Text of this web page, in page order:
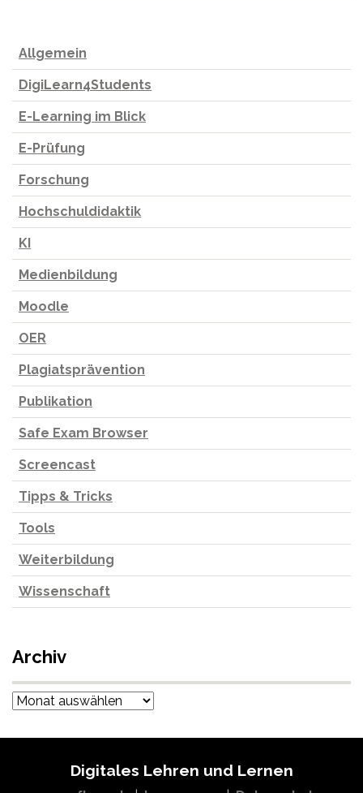
Allgemein
DigiLearn4Students
E-Learning im Blick
E-Prüfung
Forschung
Hochschuldidaktik
KI
Medienbildung
Moodle
OER
Plagiatsprävention
Publikation
Safe Exam Browser
Screencast
Tipps & Tricks
Tools
Weiterbildung
Wissenschaft
Archiv
Archiv
Digitales Lehren und Lernen